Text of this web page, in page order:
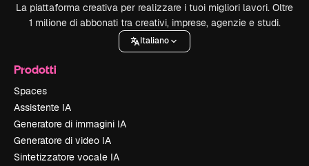
La piattaforma creativa per realizzare i tuoi migliori lavori. Oltre
1 milione di abbonati tra creativi, imprese, agenzie e studi.
Italiano
Prodotti
Spaces
Assistente IA
Generatore di immagini IA
Generatore di video IA
Sintetizzatore vocale IA